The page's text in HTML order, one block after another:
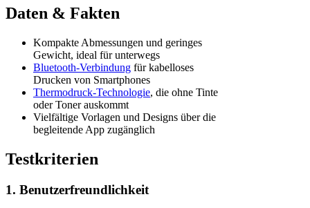
Daten & Fakten
Kompakte Abmessungen und geringes
Gewicht, ideal für unterwegs
Bluetooth-Verbindung für kabelloses
Drucken von Smartphones
Thermodruck-Technologie, die ohne Tinte
oder Toner auskommt
Vielfältige Vorlagen und Designs über die
begleitende App zugänglich
Testkriterien
1. Benutzerfreundlichkeit